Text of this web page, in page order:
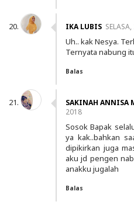
IKA LUBIS
Uh.. kak Nesya.
Ternyata nabung
Balas
SAKINAH ANNISA
2018
Sosok Bapak
ya kak..bahkan
dipikirkan juga
aku jd pengen
anakku jugalah
Balas